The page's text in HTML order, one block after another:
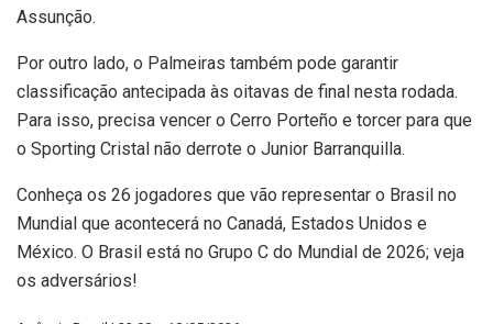
Assunção.
Por outro lado, o Palmeiras também pode garantir
classificação antecipada às oitavas de final nesta rodada.
Para isso, precisa vencer o Cerro Porteño e torcer para que
o Sporting Cristal não derrote o Junior Barranquilla.
Conheça os 26 jogadores que vão representar o Brasil no
Mundial que acontecerá no Canadá, Estados Unidos e
México. O Brasil está no Grupo C do Mundial de 2026; veja
os adversários!